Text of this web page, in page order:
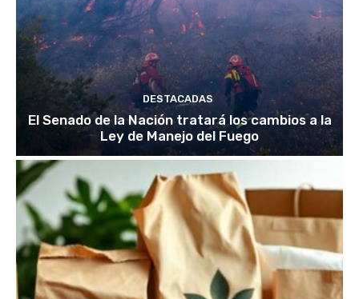
DESTACADAS
El Senado de la Nación tratará los cambios a la
Ley de Manejo del Fuego